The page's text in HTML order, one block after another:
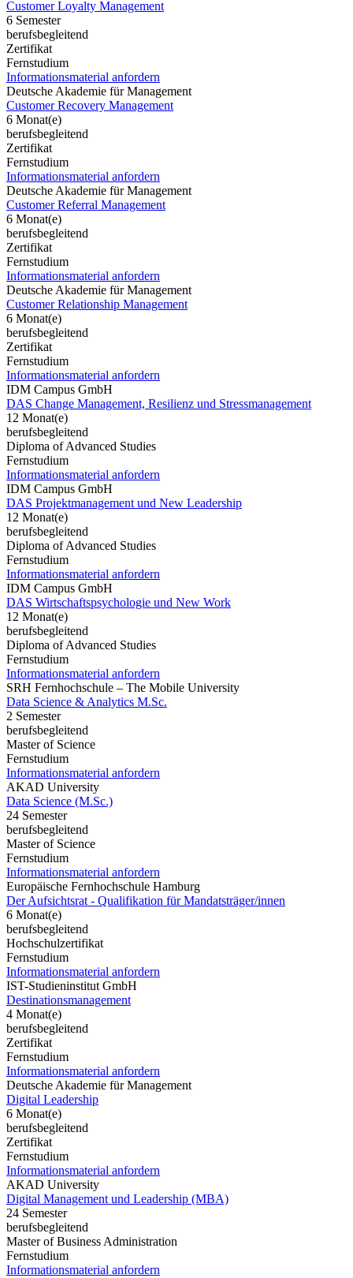
Customer Loyalty Management
6 Semester
berufsbegleitend
Zertifikat
Fernstudium
Informationsmaterial anfordern
Deutsche Akademie für Management
Customer Recovery Management
6 Monat(e)
berufsbegleitend
Zertifikat
Fernstudium
Informationsmaterial anfordern
Deutsche Akademie für Management
Customer Referral Management
6 Monat(e)
berufsbegleitend
Zertifikat
Fernstudium
Informationsmaterial anfordern
Deutsche Akademie für Management
Customer Relationship Management
6 Monat(e)
berufsbegleitend
Zertifikat
Fernstudium
Informationsmaterial anfordern
IDM Campus GmbH
DAS Change Management, Resilienz und Stressmanagement
12 Monat(e)
berufsbegleitend
Diploma of Advanced Studies
Fernstudium
Informationsmaterial anfordern
IDM Campus GmbH
DAS Projektmanagement und New Leadership
12 Monat(e)
berufsbegleitend
Diploma of Advanced Studies
Fernstudium
Informationsmaterial anfordern
IDM Campus GmbH
DAS Wirtschaftspsychologie und New Work
12 Monat(e)
berufsbegleitend
Diploma of Advanced Studies
Fernstudium
Informationsmaterial anfordern
SRH Fernhochschule – The Mobile University
Data Science & Analytics M.Sc.
2 Semester
berufsbegleitend
Master of Science
Fernstudium
Informationsmaterial anfordern
AKAD University
Data Science (M.Sc.)
24 Semester
berufsbegleitend
Master of Science
Fernstudium
Informationsmaterial anfordern
Europäische Fernhochschule Hamburg
Der Aufsichtsrat - Qualifikation für Mandatsträger/innen
6 Monat(e)
berufsbegleitend
Hochschulzertifikat
Fernstudium
Informationsmaterial anfordern
IST-Studieninstitut GmbH
Destinationsmanagement
4 Monat(e)
berufsbegleitend
Zertifikat
Fernstudium
Informationsmaterial anfordern
Deutsche Akademie für Management
Digital Leadership
6 Monat(e)
berufsbegleitend
Zertifikat
Fernstudium
Informationsmaterial anfordern
AKAD University
Digital Management und Leadership (MBA)
24 Semester
berufsbegleitend
Master of Business Administration
Fernstudium
Informationsmaterial anfordern